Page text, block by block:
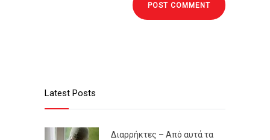
Latest Posts
Διαρρήκτες – Από αυτά τα